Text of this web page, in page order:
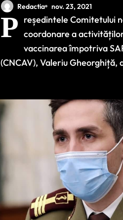
chestiune de zile!
Anunțul lui Valeriu
Gheorghiță
Redactia nov. 23, 2021
P reședintele Comitetului
coordonare a
vaccinarea împotriva
(CNCAV), Valeriu Gheorghiță,